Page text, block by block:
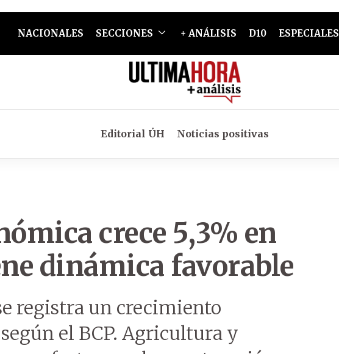
NACIONALES SECCIONES + ANÁLISIS D10 ESPECIALES
Editorial ÚH Noticias positivas
crece 5,3% en
dinámica favorable
registra un crecimiento
el BCP. Agricultura y